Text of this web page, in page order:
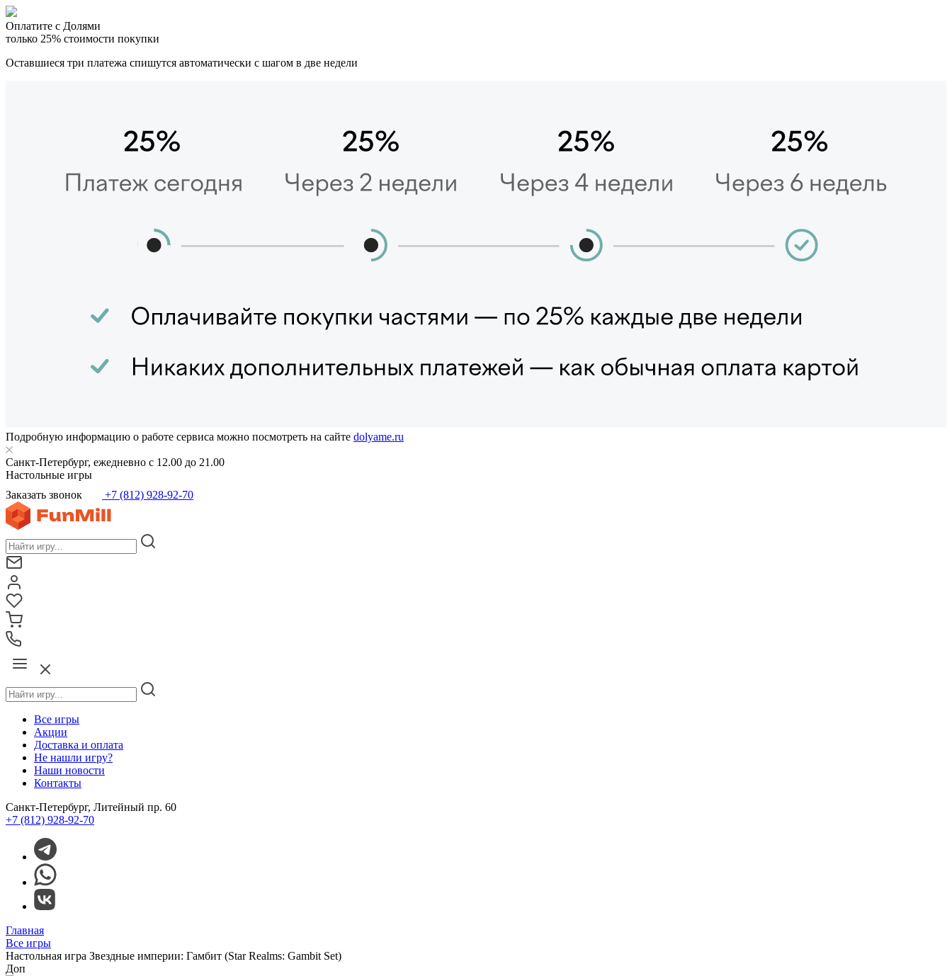
Оплатите с Долями
только 25% стоимости покупки
Оставшиеся три платежа спишутся автоматически с шагом в две недели
Подробную информацию о работе сервиса можно посмотреть на сайте dolyame.ru
Санкт-Петербург, ежедневно с 12.00 до 21.00
Настольные игры
Заказать звонок
+7 (812) 928-92-70
Все игры
Акции
Доставка и оплата
Не нашли игру?
Наши новости
Контакты
Санкт-Петербург, Литейный пр. 60
+7 (812) 928-92-70
Главная
Все игры
Настольная игра Звездные империи: Гамбит (Star Realms: Gambit Set)
Доп